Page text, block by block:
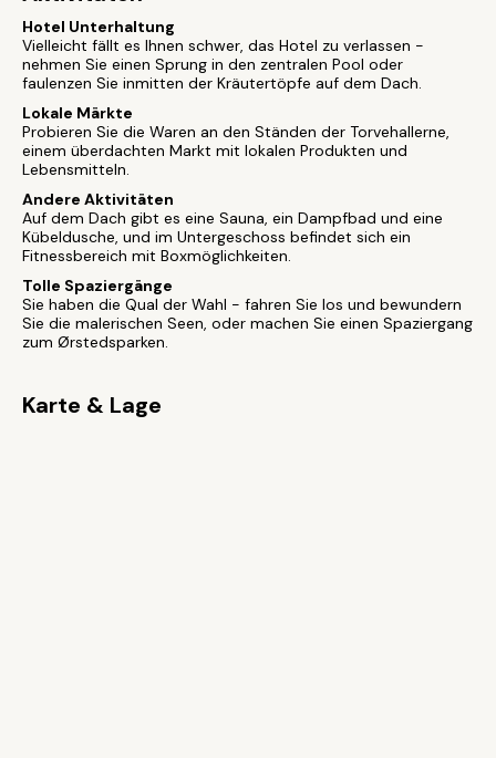
Hotel Unterhaltung
Vielleicht fällt es Ihnen schwer, das Hotel zu verlassen -
nehmen Sie einen Sprung in den zentralen Pool oder
faulenzen Sie inmitten der Kräutertöpfe auf dem Dach.
Lokale Märkte
Probieren Sie die Waren an den Ständen der Torvehallerne,
einem überdachten Markt mit lokalen Produkten und
Lebensmitteln.
Andere Aktivitäten
Auf dem Dach gibt es eine Sauna, ein Dampfbad und eine
Kübeldusche, und im Untergeschoss befindet sich ein
Fitnessbereich mit Boxmöglichkeiten.
Tolle Spaziergänge
Sie haben die Qual der Wahl - fahren Sie los und bewundern
Sie die malerischen Seen, oder machen Sie einen Spaziergang
zum Ørstedsparken.
Karte & Lage